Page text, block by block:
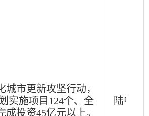
城市更新攻坚行动，
实施项目 124个、全
成投资45亿元以上。
陆中洋